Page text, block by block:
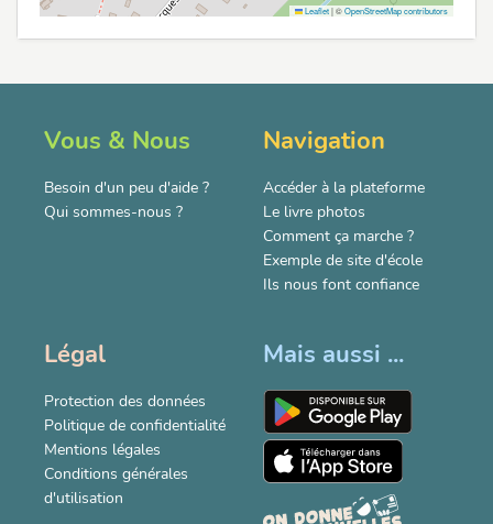
Leaflet|©OpenStreetMap contributors
Vous & Nous
Besoin d'un peu d'aide ?
Qui sommes-nous ?
Navigation
Accéder à la plateforme
Le livre photos
Comment ça marche ?
Exemple de site d'école
Ils nous font confiance
Légal
Protection des données
Politique de confidentialité
Mentions légales
Conditions générales
d'utilisation
Mais aussi ...